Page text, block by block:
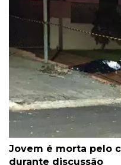
Jovem é morta pelo
durante discussão